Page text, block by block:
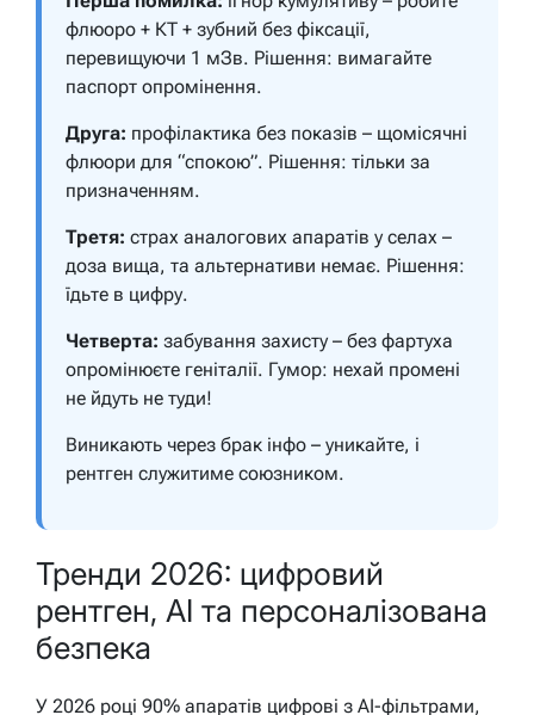
флюоро + КТ + зубний без фіксації,
перевищуючи 1 мЗв. Рішення: вимагайте
паспорт опромінення.
Друга: профілактика без показів – щомісячні
флюори для “спокою”. Рішення: тільки за
призначенням.
Третя: страх аналогових апаратів у селах –
доза вища, та альтернативи немає. Рішення:
їдьте в цифру.
Четверта: забування захисту – без фартуха
опромінюєте геніталії. Гумор: нехай промені
не йдуть не туди!
Виникають через брак інфо – уникайте, і
рентген служитиме союзником.
Тренди 2026: цифровий
рентген, AI та персоналізована
безпека
У 2026 році 90% апаратів цифрові з AI-фільтрами,